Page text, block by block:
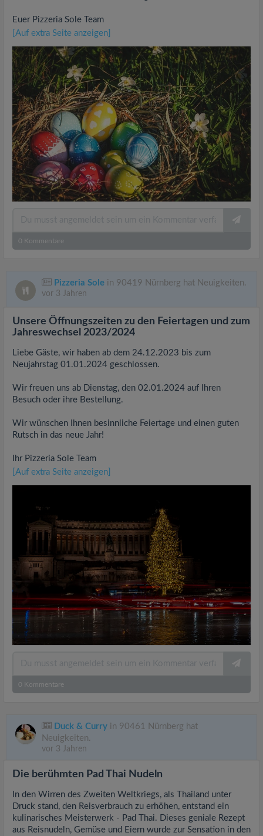
Euer Pizzeria Sole Team
[Auf extra Seite anzeigen]
0 Kommentare
Pizzeria Sole in 90419 Nürnberg hat Neuigkeiten.
vor 3 Jahren
Unsere Öffnungszeiten zu den Feiertagen und zum
Jahreswechsel 2023/2024
Liebe Gäste, wir haben ab dem 24.12.2023 bis zum
Neujahrstag 01.01.2024 geschlossen.
Wir freuen uns ab Dienstag, den 02.01.2024 auf Ihren
Besuch oder ihre Bestellung.
Wir wünschen Ihnen besinnliche Feiertage und einen guten
Rutsch in das neue Jahr!
Ihr Pizzeria Sole Team
[Auf extra Seite anzeigen]
0 Kommentare
Duck & Curry in 90461 Nürnberg hat
Neuigkeiten.
vor 3 Jahren
Die berühmten Pad Thai Nudeln
In den Wirren des Zweiten Weltkriegs, als Thailand unter
Druck stand, den Reisverbrauch zu erhöhen, entstand ein
kulinarisches Meisterwerk - Pad Thai. Dieses geniale Rezept
aus Reisnudeln, Gemüse und Eiern wurde zur Sensation in den